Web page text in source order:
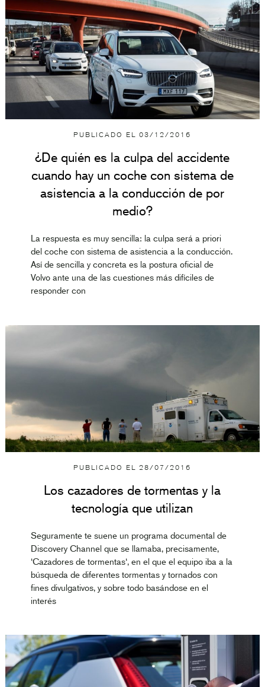
PUBLICADO EL03/12/2016
¿De quién es la culpa del accidente
cuando hay un coche con sistema de
asistencia a la conducción de por
medio?
La respuesta es muy sencilla: la culpa será a priori
del coche con sistema de asistencia a la conducción.
Así de sencilla y concreta es la postura oficial de
Volvo ante una de las cuestiones más difíciles de
responder con
PUBLICADO EL28/07/2016
Los cazadores de tormentas y la
tecnología que utilizan
Seguramente te suene un programa documental de
Discovery Channel que se llamaba, precisamente,
‘Cazadores de tormentas‘, en el que el equipo iba a la
búsqueda de diferentes tormentas y tornados con
fines divulgativos, y sobre todo basándose en el
interés